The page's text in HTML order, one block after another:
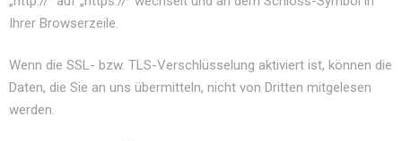
Ihrer Browserzeile.
Wenn die SSL- bzw. TLS-Verschlüsselung aktiviert ist, können die
Daten, die Sie an uns übermitteln, nicht von Dritten mitgelesen
werden.